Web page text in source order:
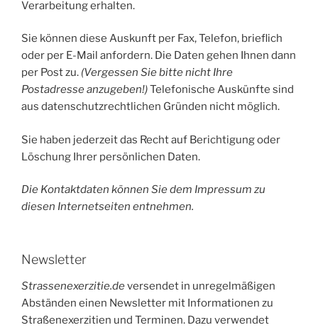
Verarbeitung erhalten.
Sie können diese Auskunft per Fax, Telefon, brieflich
oder per E-Mail anfordern. Die Daten gehen Ihnen dann
per Post zu. (Vergessen Sie bitte nicht Ihre
Postadresse anzugeben!)Telefonische Auskünfte sind
aus datenschutzrechtlichen Gründen nicht möglich.
Sie haben jederzeit das Recht auf Berichtigung oder
Löschung Ihrer persönlichen Daten.
Die Kontaktdaten können Sie dem Impressum zu
diesen Internetseiten entnehmen.
Newsletter
Strassenexerzitie.deversendet in unregelmäßigen
Abständen einen Newsletter mit Informationen zu
Straßenexerzitien und Terminen. Dazu verwendet